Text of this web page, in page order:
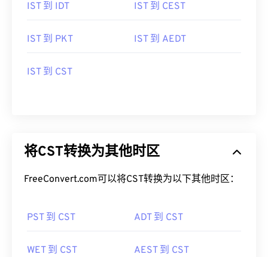
IST 到 IDT IST 到 CEST
IST 到 PKT IST 到 AEDT
IST 到 CST
将CST转换为其他时区
FreeConvert.com可以将CST转换为以下其他时区：
PST 到 CST ADT 到 CST
WET 到 CST AEST 到 CST